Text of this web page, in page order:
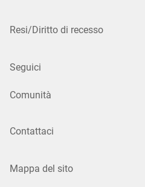
Resi/Diritto di recesso
Seguici
Comunità
Contattaci
Mappa del sito